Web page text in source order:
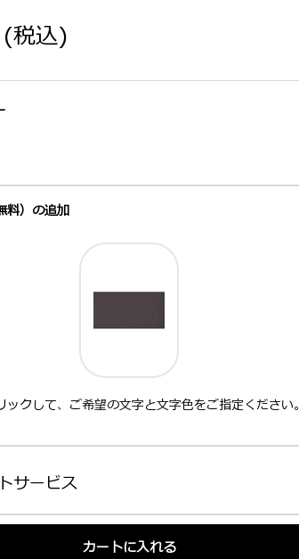
(税込)
料）の追加
ックして、ご希望の文字と文字色をご指定ください。
サービス
カートに入れる